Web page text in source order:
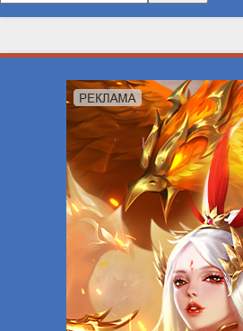
с
о
с